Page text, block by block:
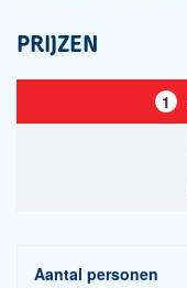
PRIJZEN
1
Aantal personen